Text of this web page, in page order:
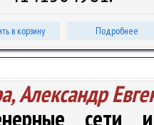
в корзину Подробнее
Александр
сети